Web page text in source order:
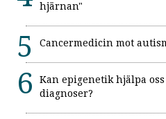
hjärnan"
Cancermedicin mot
Kan epigenetik hjälpa
diagnoser?